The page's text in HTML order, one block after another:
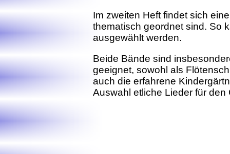
Im zweiten Heft findet sich
thematisch geordnet sind. So
ausgewählt werden.
Beide Bände sind
geeignet, sowohl als
auch die erfahrene
Auswahl etliche Lieder für